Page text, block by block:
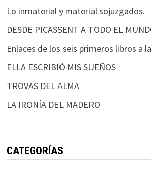
Lo inmaterial y material sojuzgados.
DESDE PICASSENT A TODO EL
Enlaces de los seis primeros libros a
ELLA ESCRIBIÓ MIS SUEÑOS
TROVAS DEL ALMA
LA IRONÍA DEL MADERO
CATEGORÍAS